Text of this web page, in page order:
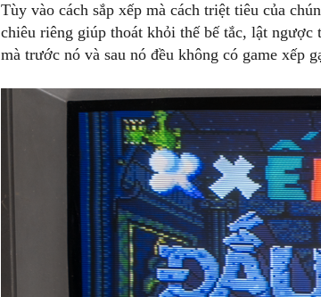
Tùy vào cách sắp xếp mà cách triệt tiêu của
chiêu riêng giúp thoát khỏi thế bế tắc, lật
mà trước nó và sau nó đều không có game xếp